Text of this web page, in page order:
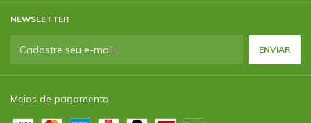
NEWSLETTER
Meios de pagamento